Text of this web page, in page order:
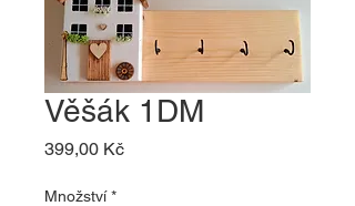
Věšák 1DM
399,00 KčCena
Množství *